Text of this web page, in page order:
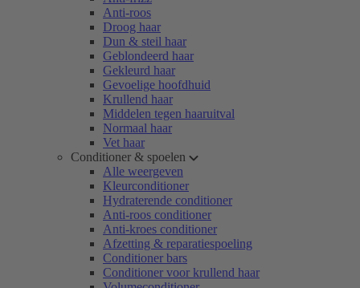
Anti-roos
Droog haar
Dun & steil haar
Geblondeerd haar
Gekleurd haar
Gevoelige hoofdhuid
Krullend haar
Middelen tegen haaruitval
Normaal haar
Vet haar
Conditioner & spoelen
Alle weergeven
Kleurconditioner
Hydraterende conditioner
Anti-roos conditioner
Anti-kroes conditioner
Afzetting & reparatiespoeling
Conditioner bars
Conditioner voor krullend haar